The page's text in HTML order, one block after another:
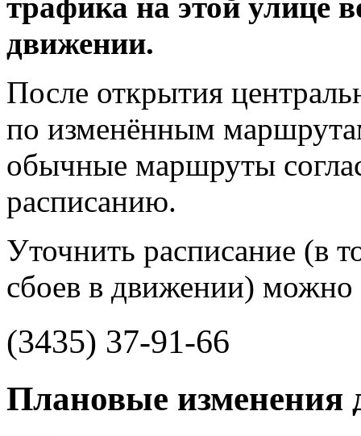
движении.
После открытия
по изменённым
обычные маршруты
расписанию.
Уточнить расписание (в
сбоев в движении) можно
(3435) 37-91-66
Плановые изменения